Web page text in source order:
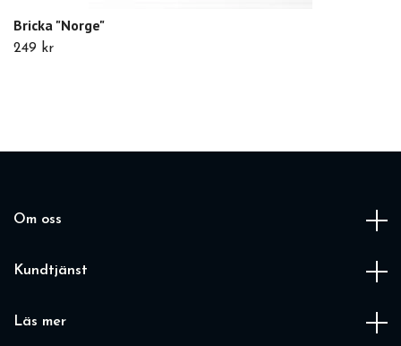
Bricka "Norge"
249 kr
Om oss
Kundtjänst
Läs mer